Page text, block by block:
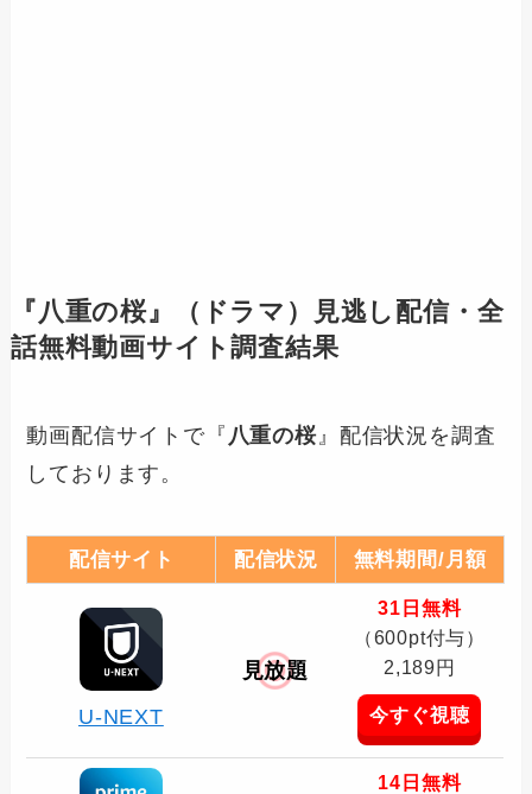
『 八重の桜』（ドラマ）見逃し配信・全
話無料動画サイト調査結果
動画配信サイトで『 八重の桜』配信状況を調査
しております。
配信サイト 配信状況 無料期間/月額
U-NEXT
見放題
31日無料
（600pt付与）
2,189円
今すぐ視聴
14日無料